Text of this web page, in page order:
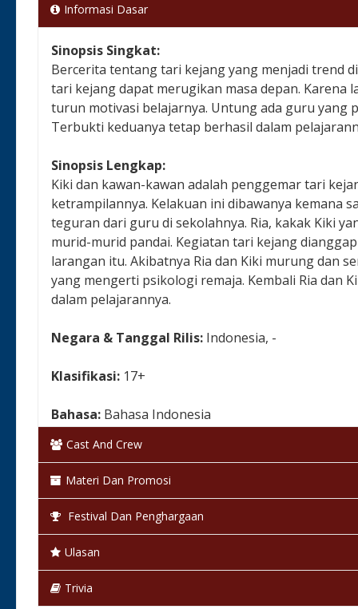
Informasi Dasar
Sinopsis Singkat:
Bercerita tentang tari kejang yang menjadi trend
tari kejang dapat merugikan masa depan. Karena
turun motivasi belajarnya. Untung ada guru yang
Terbukti keduanya tetap berhasil dalam
Sinopsis Lengkap:
Kiki dan kawan-kawan adalah penggemar tari
ketrampilannya. Kelakuan ini dibawanya kemana
teguran dari guru di sekolahnya. Ria, kakak Kiki
murid-murid pandai. Kegiatan tari kejang
larangan itu. Akibatnya Ria dan Kiki murung dan
yang mengerti psikologi remaja. Kembali Ria dan
dalam pelajarannya.
Negara & Tanggal Rilis: Indonesia, -
Klasifikasi: 17+
Bahasa: Bahasa Indonesia
Warna:Berwarna
Status: Selesai / Rilis
Cast And Crew
Materi Dan Promosi
Festival Dan Penghargaan
Ulasan
Trivia